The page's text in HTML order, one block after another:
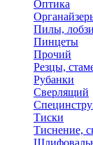
Оптика
Пилы,
Пинцеты
Прочий
Резцы,
Рубанки
Сверлящий
Тиски
Тиснение,